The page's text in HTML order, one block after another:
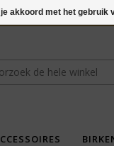
akkoord met het